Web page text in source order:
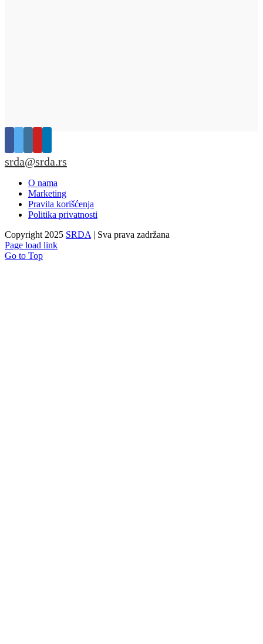
srda@srda.rs
O nama
Marketing
Pravila korišćenja
Politika privatnosti
Copyright 2025 SRDA | Sva prava zadržana
Page load link
Go to Top